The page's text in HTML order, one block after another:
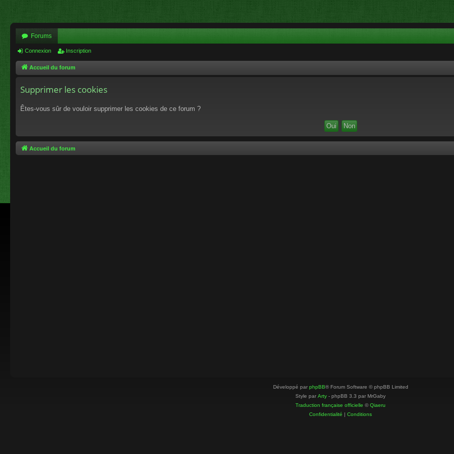
Forums
Connexion Inscription
Accueil du forum
Supprimer les cookies
Êtes-vous sûr de vouloir supprimer les cookies de ce forum ?
Accueil du forum
Développé par phpBB® Forum Software © phpBB Limited
Style par Arty - phpBB 3.3 par MrGaby
Traduction française officielle ©Qiaeru
Confidentialité | Conditions